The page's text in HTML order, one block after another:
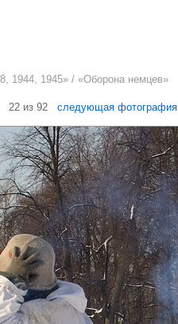
1944, 1945» / «Оборона немцев»
из 92 следующая фотография